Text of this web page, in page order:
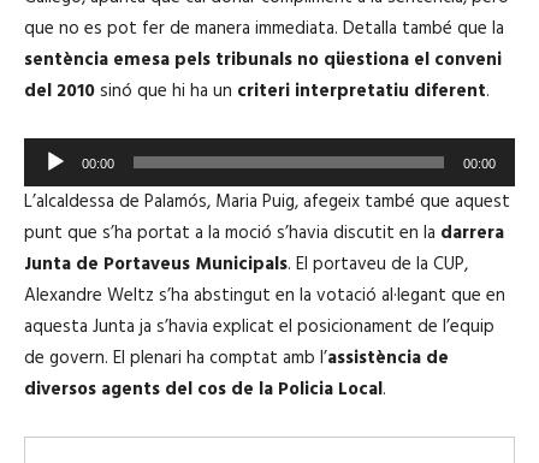
'
à
u
o
d
u
c
t
o
d
'
à
u
d
i
o
que no es pot fer de manera immediata. Detalla també que la
sentència emesa pels tribunals no qüestiona el conveni
del 2010sinó que hi ha un criteri interpretatiu diferent.
e
p
r
o
d
u
c
t
o
00:00 00:00
L’alcaldessa de Palamós, Maria Puig, afegeix també que aquest
punt que s’ha portat a la moció s’havia discutit en la darrera
Junta de Portaveus Municipals. El portaveu de la CUP,
Alexandre Weltz s’ha abstingut en la votació al·legant que en
aquesta Junta ja s’havia explicat el posicionament de l’equip
de govern. El plenari ha comptat amb l’assistència de
diversos agents del cos de la Policia Local.